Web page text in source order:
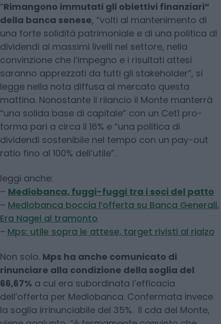
“Rimangono immutati gli obiettivi finanziari”
della banca senese, “volti al mantenimento di
una forte solidità patrimoniale e di una politica di
dividendi ai massimi livelli nel settore, nella
convinzione che l’impegno e i risultati attesi
saranno apprezzati da tutti gli stakeholder”, si
legge nella nota diffusa al mercato questa
mattina. Nonostante il rilancio il Monte manterrà
“una solida base di capitale” con un Cet1 pro-
forma pari a circa il 16% e “una politica di
dividendi sostenibile nel tempo con un pay-out
ratio fino al 100% dell’utile”.
leggi anche:
– Mediobanca, fuggi-fuggi tra i soci del patto
– Mediobanca boccia l’offerta su Banca Generali.
Era Nagel al tramonto
– Mps: utile sopra le attese, target rivisti al rialzo
Non solo. Mps ha anche comunicato di
rinunciare alla condizione della soglia del
66,67% a cui era subordinata l’efficacia
dell’offerta per Mediobanca. Confermata invece
la soglia irrinunciabile del 35%. Il cda del Monte,